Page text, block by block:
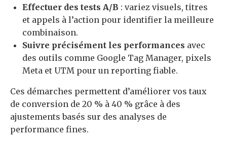
Effectuer des tests A/B : variez visuels, titres
et appels à l’action pour identifier la meilleure
combinaison.
Suivre précisément les performances avec
des outils comme Google Tag Manager, pixels
Meta et UTM pour un reporting fiable.
Ces démarches permettent d’améliorer vos taux
de conversion de 20 % à 40 % grâce à des
ajustements basés sur des analyses de
performance fines.